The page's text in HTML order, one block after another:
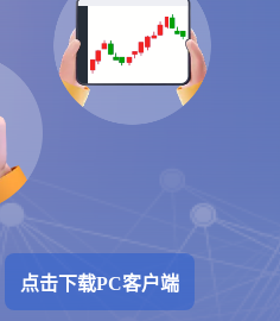
点击下载PC客户端